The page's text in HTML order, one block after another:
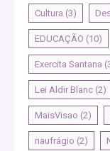
Cultura (3)
EDUCAÇÃO (10)
Exercita Santana
Lei Aldir Blanc (2)
MaisVisao (2)
naufrágio (2)